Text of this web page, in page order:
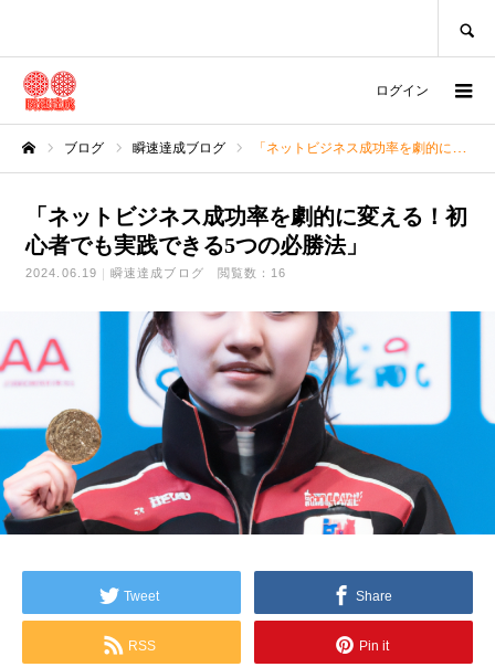
ログイン
ブログ 瞬速達成ブログ 「ネットビジネス成功率を劇的に変える！初心者でも実践できる5つの必勝法」
「ネットビジネス成功率を劇的に変える！初
心者でも実践できる5つの必勝法」
2024.06.19 瞬速達成ブログ 閲覧数：16
Tweet Share
RSS Pin it